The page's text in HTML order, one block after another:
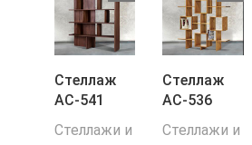
Стеллаж
АС-541
Стеллажи и
Стеллаж
АС-536
Стеллажи и